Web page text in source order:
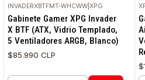
INVADERXBTFMT-WHCWW |XPG
Gabinete Gamer XPG Invader
X BTF (ATX, Vidrio Templado,
5 Ventiladores ARGB, Blanco)
$85.990 CLP